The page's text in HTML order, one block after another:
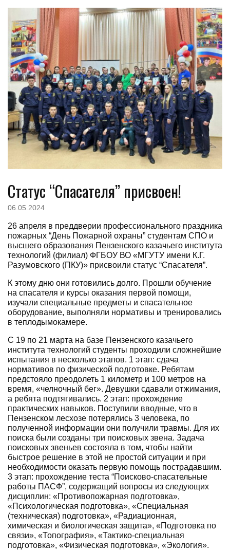
Статус “Спасателя” присвоен!
06.05.2024
26 апреля в преддверии профессионального праздника
пожарных “День Пожарной охраны” студентам СПО и
высшего образования Пензенского казачьего института
технологий (филиал) ФГБОУ ВО «МГУТУ имени К.Г.
Разумовского (ПКУ)» присвоили статус “Спасателя”.
К этому дню они готовились долго. Прошли обучение
на спасателя и курсы оказания первой помощи,
изучали специальные предметы и спасательное
оборудование, выполняли нормативы и тренировались
в теплодымокамере.
С 19 по 21 марта на базе Пензенского казачьего
института технологий студенты проходили сложнейшие
испытания в несколько этапов. 1 этап: сдача
нормативов по физической подготовке. Ребятам
предстояло преодолеть 1 километр и 100 метров на
время, «челночный бег». Девушки сдавали отжимания,
а ребята подтягивались. 2 этап: прохождение
практических навыков. Поступили вводные, что в
Пензенском лесхозе потерялись 3 человека, по
полученной информации они получили травмы. Для их
поиска были созданы три поисковых звена. Задача
поисковых звеньев состояла в том, чтобы найти
быстрое решение в этой не простой ситуации и при
необходимости оказать первую помощь пострадавшим.
3 этап: прохождение теста “Поисково-спасательные
работы ПАСФ”, содержащий вопросы из следующих
дисциплин: «Противопожарная подготовка»,
«Психологическая подготовка», «Специальная
(техническая) подготовка», «Радиационная,
химическая и биологическая защита», «Подготовка по
связи», «Топография», «Тактико-специальная
подготовка», «Физическая подготовка», «Экология».